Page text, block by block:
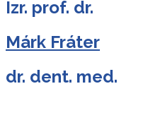
Izr. prof. dr.
Márk Fráter
dr. dent. med.